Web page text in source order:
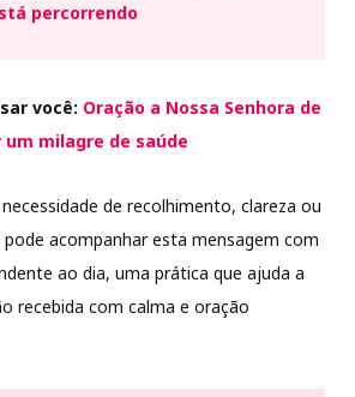
percorrendo
você: Oração a Nossa Senhora de
milagre de saúde
de recolhimento, clareza ou
acompanhar esta mensagem com
ao dia, uma prática que ajuda a
recebida com calma e oração